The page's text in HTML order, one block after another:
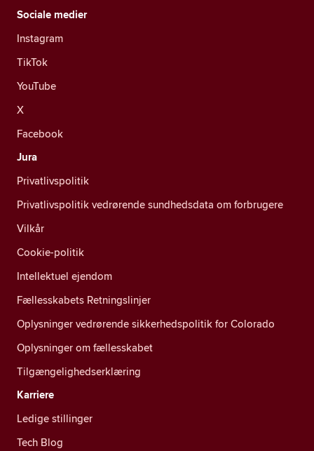
Sociale medier
Instagram
TikTok
YouTube
X
Facebook
Jura
Privatlivspolitik
Privatlivspolitik vedrørende sundhedsdata om forbrugere
Vilkår
Cookie-politik
Intellektuel ejendom
Fællesskabets Retningslinjer
Oplysninger vedrørende sikkerhedspolitik for Colorado
Oplysninger om fællesskabet
Tilgængelighedserklæring
Karriere
Ledige stillinger
Tech Blog